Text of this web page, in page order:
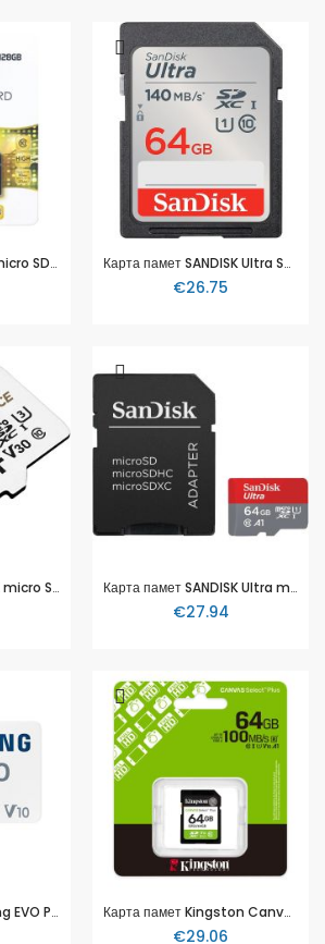
Карта памет Maxell micro SDXC, 128GB Карта памет SANDISK Ultra SDXC, 64GB
€26.75
Карта памет SANDISK micro SDXC UHS-I, U3, SD Адаптер, 64GB Карта памет SANDISK Ultra microSDXC, 64GB
€27.94
Карта памет Samsung EVO Plus, microSDXC, UHS-I, 64GB, Адаптер Карта памет Kingston Canvas Select Plus SD 64GB
€29.06